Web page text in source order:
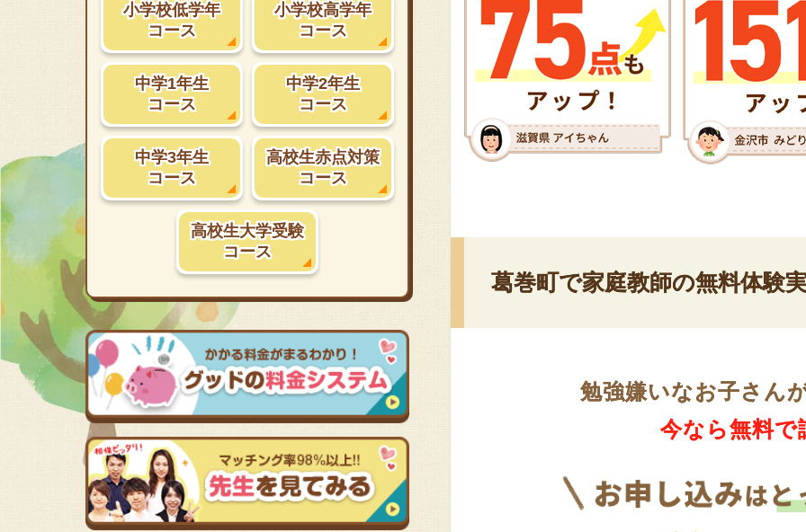
小学校低学年
コース
小学校高学年
コース
中学1年生
コース
中学2年生
コース
中学3年生
コース
高校生赤点対策
コース
高校生大学受験
コース
葛巻町で家庭教師の無料体験
勉強嫌いなお子さん
今なら無料で